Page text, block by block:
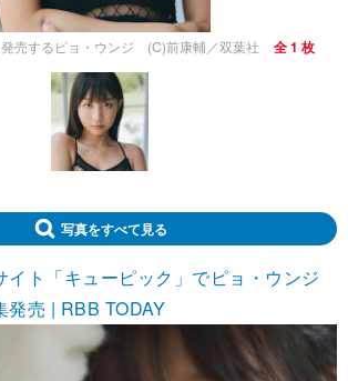
売するピョ・ウンジ (C)前康輔／双葉社 全 1 枚
写真をすべて見る
イト「キューピック」でピョ・ウンジ
発売 | RBB TODAY